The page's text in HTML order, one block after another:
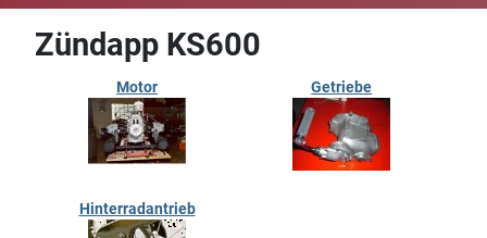
Zündapp KS600
Motor Getriebe
Hinterradantrieb